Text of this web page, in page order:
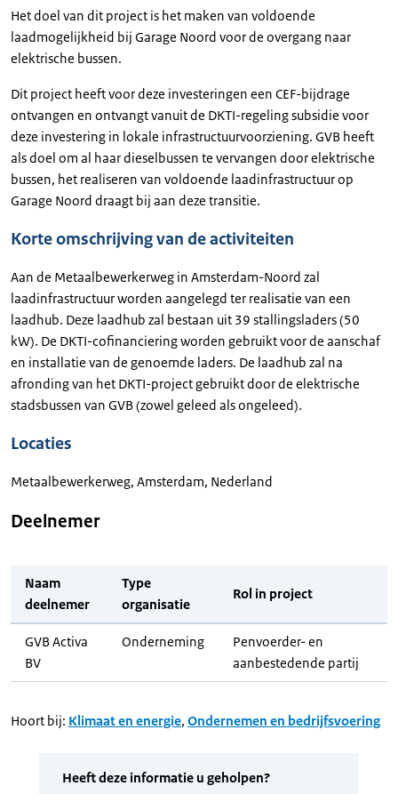
Het doel van dit project is het maken van voldoende
laadmogelijkheid bij Garage Noord voor de overgang naar
elektrische bussen.
Dit project heeft voor deze investeringen een CEF-bijdrage
ontvangen en ontvangt vanuit de DKTI-regeling subsidie voor
deze investering in lokale infrastructuurvoorziening. GVB heeft
als doel om al haar dieselbussen te vervangen door elektrische
bussen, het realiseren van voldoende laadinfrastructuur op
Garage Noord draagt bij aan deze transitie.
Korte omschrijving van de activiteiten
Aan de Metaalbewerkerweg in Amsterdam-Noord zal
laadinfrastructuur worden aangelegd ter realisatie van een
laadhub. Deze laadhub zal bestaan uit 39 stallingsladers (50
kW). De DKTI-cofinanciering worden gebruikt voor de aanschaf
en installatie van de genoemde laders. De laadhub zal na
afronding van het DKTI-project gebruikt door de elektrische
stadsbussen van GVB (zowel geleed als ongeleed).
Locaties
Metaalbewerkerweg, Amsterdam, Nederland
Deelnemer
Naam
deelnemer
Type
organisatie
Rol in project
GVB Activa
BV
Onderneming
Penvoerder- en
aanbestedende partij
Hoort bij: Klimaat en energie, Ondernemen en bedrijfsvoering